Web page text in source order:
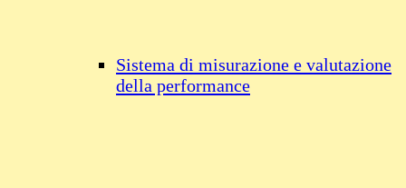
Sistema di misurazione e valutazione
della performance